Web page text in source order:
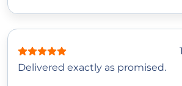
Delivered exactly as promised.